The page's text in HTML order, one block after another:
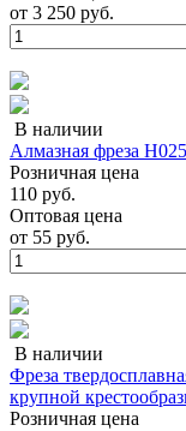
от 3 250 руб.
В наличии
Алмазная фреза
Розничная цена
110 руб.
Оптовая цена
от 55 руб.
В наличии
Фреза
крупной
Розничная цена